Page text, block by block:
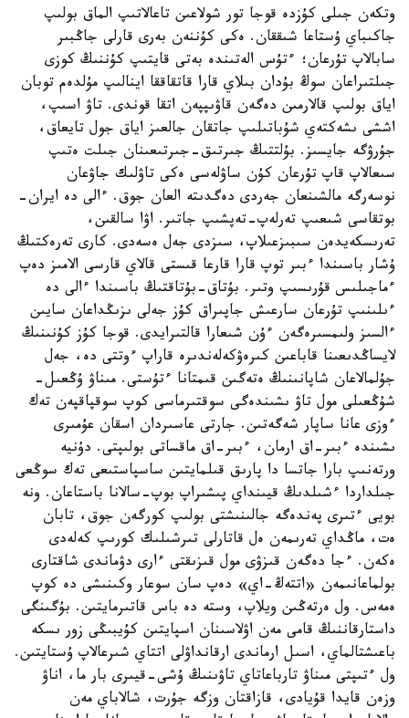
وتكەن جىلى كۇزدە قوجا تور شولاعىن تاعالاتىپ الماق بولىپ
جاكىباي ۇستاعا شىققان. ەكى كۇننەن بەرى قارلى جاڭبىر
سابالاپ تۇرعان؛ ءتۇس الەتىندە بەتى قايتىپ كۇننىڭ كوزى
جىلتىراعان سوڭ بۇدان بىلاي قارا قاتقاققا اينالىپ مۇلدەم توبان
اياق بولىپ قالارمىن دەگەن قاۋىپپەن اتقا قوندى. تاۋ اسىپ،
اششى ىشەكتەي شۇباتىلىپ جاتقان جالعىز اياق جول تايعاق،
جۇرۋگە جايسىز. بۇلتتىڭ جىرتىق-جىرتىعىنان جىلت ەتىپ
سىعالاپ قاپ تۇرعان كۇن ساۋلەسى ەكى تاۋلىك جاۋعان
نوسەرگە مالشىنعان جەردى دەگدىتە العان جوق. ءالى دە ايران-
بوتقاسى شىعىپ تەرلەپ-تەپشىپ جاتىر. اۋا سالقىن،
تەرىسكەيدەن سىبىزعىلاپ، سىزدى جەل ەسەدى. كارى تەرەكتىڭ
ۇشار باسىندا ءبىر توپ قارا قارعا قىستى قالاي قارسى الامىز دەپ
ءماجىلىس قۇرىسىپ وتىر. بۇتاق-بۇتاقتىڭ باسىندا ءالى دە
ءىلىنىپ تۇرعان سارعىش جاپىراق كۇز جەلى ىزىڭداعان سايىن
ءالسىز ولىمسىرەگەن ءۇن شىعارا قالتىرايدى. قوجا كۇز كۇنىنىڭ
لايساڭدىعىنا قاباعىن كىرەۋكەلەندىرە قاراپ ءوتتى دە، جەل
جۇلمالاعان شاپانىنىڭ ەتەگىن قىمتانا ءتۇستى. مىناۋ ۇڭعىل-
شۇڭعىلى مول تاۋ ىشىندەگى سوقتىرماسى كوپ سوقپاقپەن تەك
ءوزى عانا ساپار شەگەتىن. جارتى عاسىردان اسقان عۇمىرى
ىشىندە ءبىر-اق ارمان، ءبىر-اق ماقساتى بولىپتى. دۇنيە
ورتەنىپ بارا جاتسا دا پارىق قىلمايتىن ساسپاستىعى تەك سوڭعى
جىلداردا ءشىلدىڭ قيىنداي پىشىراپ بوپ-سالانا باستاعان. ونە
بويى ءتىرى پەندەگە جالىنىشتى بولىپ كورگەن جوق، تابان
ەت، ماڭداي تەرىمەن ەل قاتارلى تىرشىلىك كورىپ كەلەدى
ەكەن. ءجا دەگەن قىزۋى مول قىزىقتى ءارى دۋماندى شاقتارى
بولماعانىمەن «اتتەڭ-اي» دەپ سان سوعار وكىنىشى دە كوپ
ەمەس. ول ەرتەڭىن ويلاپ، وستە دە باس قاتىرمايتىن. بۇگىنگى
داستارقاننىڭ قامى مەن اۋلاسىنان اسپايتىن كۇيبىڭى زور ىسكە
باعىشتالماي، اسىل ارماندى ارقانداۋلى اتتاي شىرعالاپ ۇستايتىن.
ول ءتىپتى مىناۋ تارباعاتاي تاۋىنىڭ ۇشى-قيىرى بار ما، اناۋ
وزەن قايدا قۇيادى، قازاقتان وزگە جۇرت، شالاباي مەن